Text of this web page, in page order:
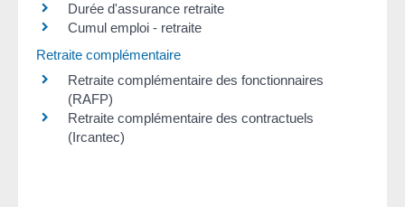
Durée d'assurance retraite
Cumul emploi - retraite
Retraite complémentaire
Retraite complémentaire des fonctionnaires
(RAFP)
Retraite complémentaire des contractuels
(Ircantec)